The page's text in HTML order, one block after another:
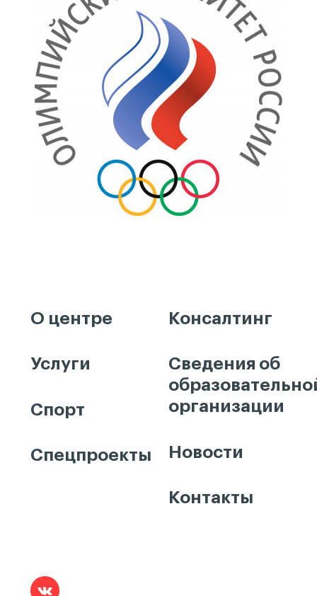
О центре
Услуги
Спорт
Спецпроекты
Консалтинг
Сведения об
организации
Новости
Контакты